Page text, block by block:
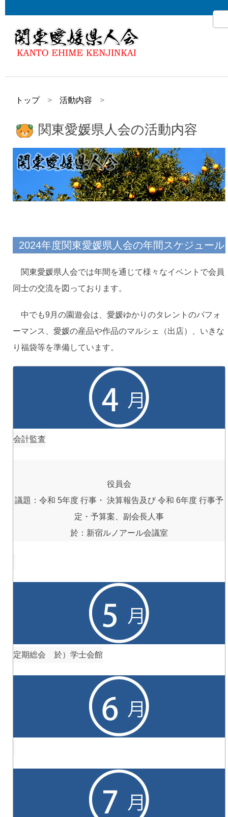
トップ 活動内容
関東愛媛県人会の活動内容
2024年度関東愛媛県人会の年間スケジュール
関東愛媛県人会では年間を通じて様々なイベントで会員
同士の交流を図っております。
中でも9月の園遊会は、愛媛ゆかりのタレントのパフォ
ーマンス、愛媛の産品や作品のマルシェ（出店）、いきな
り福袋等を準備しています。
会計監査
役員会
議題：令和 5年度 行事・ 決算報告及び 令和 6年度 行事予
定・予算案、副会長人事
於：新宿ルノアール会議室
定期総会 於）学士会館